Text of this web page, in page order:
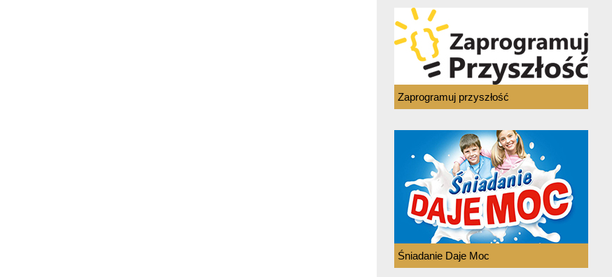
Zaprogramuj przyszłość
Śniadanie Daje Moc